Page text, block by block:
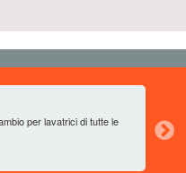
per lavatrici di tutte le